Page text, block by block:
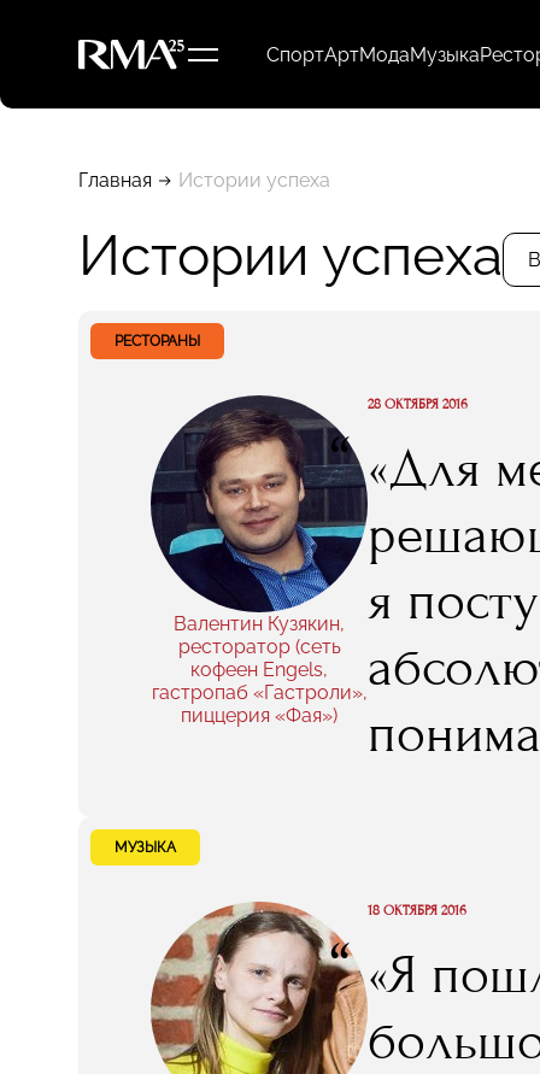
СпортАртМодаМузыка
Главная Истории успеха
Истории успеха
РЕСТОРАНЫ
Валентин Кузякин,
ресторатор (сеть
кофеен Engels,
гастропаб «Гастроли»,
пиццерия «Фая»)
“
28 ОКТЯБРЯ 2016
«Для
я
и
МУЗЫКА
“
18 ОКТЯБРЯ 2016
«Я